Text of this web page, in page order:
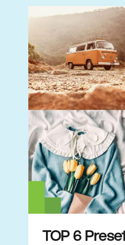
TOP 6